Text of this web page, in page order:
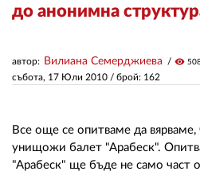
до анонимна
събота, 17 Юли 2010 / брой: 162
автор: Вилиана Семерджиева visibility
Все още се опитваме да
унищожи балет "Арабеск".
"Арабеск" ще бъде не само част
АВТОРИ